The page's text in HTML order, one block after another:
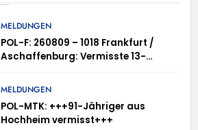
MELDUNGEN
POL-F: 260809 – 1018 Frankfurt /
Aschaffenburg: Vermisste 13-
MELDUNGEN
POL-MTK: +++91-Jähriger aus
Hochheim vermisst+++